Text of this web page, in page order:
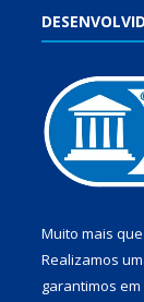
Muito mais que
Realizamos
garantimos